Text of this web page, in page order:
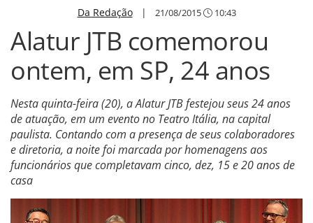
Da Redação| 21/08/2015 10:43
Alatur JTB comemorou
ontem, em SP, 24 anos
Nesta quinta-feira (20), a Alatur JTB festejou seus 24 anos
de atuação, em um evento no Teatro Itália, na capital
paulista. Contando com a presença de seus colaboradores
e diretoria, a noite foi marcada por homenagens aos
funcionários que completavam cinco, dez, 15 e 20 anos de
casa